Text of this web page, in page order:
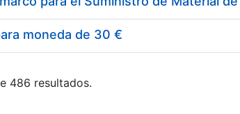
moneda de 30 €
486 resultados.